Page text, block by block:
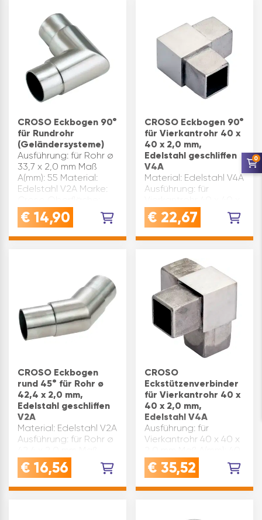
Inhaltsangabe (ST): 1
CROSO Eckbogen 90°
für Rundrohr
(Geländersysteme)
Ausführung: für Rohr ø
33,7 x 2,0 mm Maß
A(mm): 55 Material:
Edelstahl V2A Marke:
geschliffen
Inhaltsangabe (ST): 1
€ 14,90
CROSO Eckbogen 90°
für Vierkantrohr 40 x
40 x 2,0 mm,
Edelstahl geschliffen
V4A
Material: Edelstahl V4A
Ausführung: für
2,0 mm Maß A(mm): 40
Maß B(mm): 25 Marke:
geschliffen
Inhaltsangabe (ST): 1
€ 22,67
CROSO Eckbogen
rund 45° für Rohr ø
42,4 x 2,0 mm,
Edelstahl geschliffen
V2A
Material: Edelstahl V2A
Ausführung: für Rohr ø
A(mm): 20 Maß B(mm):
38 Marke: Croso
geschliffen
€ 16,56
CROSO
Eckstützenverbinder
für Vierkantrohr 40 x
40 x 2,0 mm,
Edelstahl V4A
Ausführung: für
Vierkantrohr 40 x 40 x
Maß B(mm): 25
Material: Edelstahl V4A
Oberfläche:
Inhaltsangabe (ST): 1
€ 35,52
0